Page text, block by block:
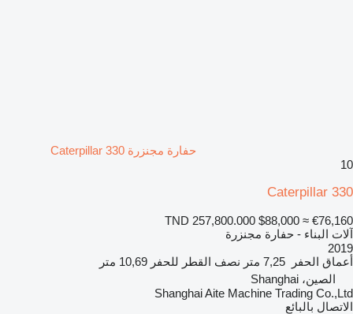
حفارة مجنزرة Caterpillar 330
10
Caterpillar 330
TND 257,800.000 $88,000 ≈ €76,160
آلات البناء - حفارة مجنزرة
2019
أعماق الحفر
7,25 متر نصف القطر للحفر 10,69 متر
الصين، Shanghai
Shanghai Aite Machine Trading Co.,Ltd
الاتصال بالبائع